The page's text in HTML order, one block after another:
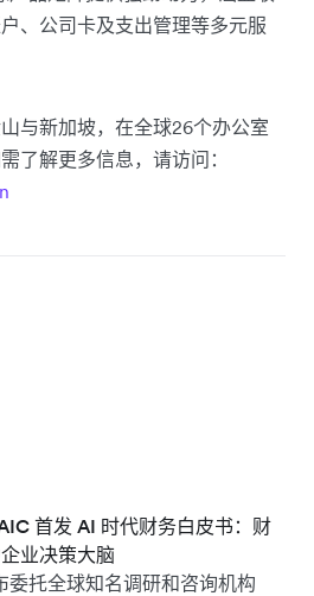
、公司卡及支出管理等多元服
与新加坡，在全球26个办公室
了解更多信息，请访问：
首发 AI 时代财务白皮书：财
业决策大脑
托全球知名调研和咨询机构